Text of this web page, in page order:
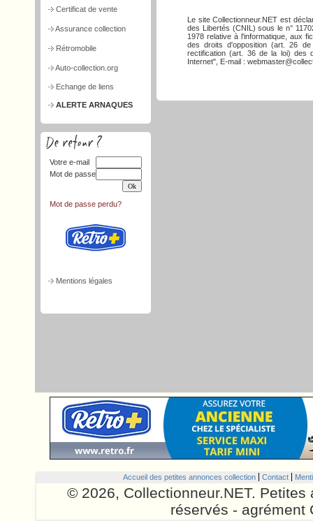
Certificat de vente
Assurance collection
Rétromobile
Auto-collection.org
Echange de liens
ALERTE ARNAQUES
Votre e-mail
Mot de passe
Mot de passe perdu?
Mentions légales
Le site Collectionneur.NET est
des Libertés (CNIL) sous le n°
1978 relative à l'informatique, aux
des droits d'opposition (art. 26
rectification (art. 36 de la loi) des
Internet", E-mail :
Accueil des petites annonces collection Contact
© 2026, Collectionneur.NET.
réservés - agrément